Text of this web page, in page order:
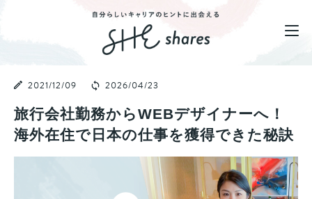
2021/12/09 2026/04/23
旅行会社勤務からWEBデザイナーへ！
海外在住で日本の仕事を獲得できた秘訣